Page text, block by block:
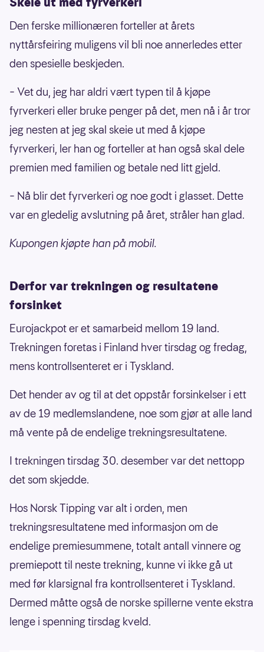
Den ferske millionæren forteller at årets
nyttårsfeiring muligens vil bli noe annerledes etter
den spesielle beskjeden.
– Vet du, jeg har aldri vært typen til å kjøpe
fyrverkeri eller bruke penger på det, men nå i år tror
jeg nesten at jeg skal skeie ut med å kjøpe
fyrverkeri, ler han og forteller at han også skal dele
premien med familien og betale ned litt gjeld.
– Nå blir det fyrverkeri og noe godt i glasset. Dette
var en gledelig avslutning på året, stråler han glad.
Kupongen kjøpte han på mobil.
Derfor var trekningen og resultatene
forsinket
Eurojackpot er et samarbeid mellom 19 land.
Trekningen foretas i Finland hver tirsdag og fredag,
mens kontrollsenteret er i Tyskland.
Det hender av og til at det oppstår forsinkelser i ett
av de 19 medlemslandene, noe som gjør at alle land
må vente på de endelige trekningsresultatene.
I trekningen tirsdag 30. desember var det nettopp
det som skjedde.
Hos Norsk Tipping var alt i orden, men
trekningsresultatene med informasjon om de
endelige premiesummene, totalt antall vinnere og
premiepott til neste trekning, kunne vi ikke gå ut
med før klarsignal fra kontrollsenteret i Tyskland.
Dermed måtte også de norske spillerne vente ekstra
lenge i spenning tirsdag kveld.